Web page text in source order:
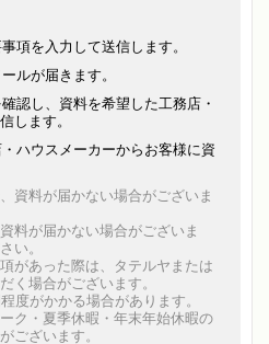
項を入力して送信します。
ルが届きます。
認し、資料を希望した工務店・
します。
ハウスメーカーからお客様に資
資料が届かない場合がございま
料が届かない場合がございま
い。
があった際は、タテルヤまたは
く場合がございます。
度がかかる場合があります。
ク・夏季休暇・年末年始休暇の
ございます。